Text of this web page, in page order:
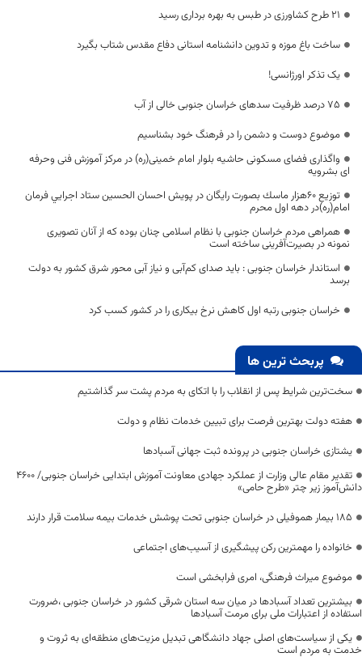
21 طرح کشاورزی در طبس به بهره برداری رسید
ساخت باغ موزه و تدوین دانشنامه استانی دفاع مقدس شتاب بگیرد
یک تذکر اورژانسی!
75 درصد ظرفیت سدهای خراسان جنوبی خالی از آب
موضوع دوست و دشمن را در فرهنگ خود بشناسیم
واگذاری فضای مسکونی حاشیه بلوار امام خمینی(ره) در مرکز آموزش فنی وحرفه
ای بشرویه
توزیع ٦٠هزار ماسك بصورت رايگان در پويش احسان الحسين ستاد اجرايي فرمان
امام(ره)در دهه اول محرم
همراهی مردم خراسان جنوبی با نظام اسلامی چنان بوده که از آنان تصویری
نمونه در بصیرت‌آفرینی ساخته است
استاندار خراسان جنوبی : باید صدای کم‌آبی و نیاز آبی محور شرق کشور به دولت
برسد
خراسان جنوبی رتبه اول کاهش نرخ بیکاری را در کشور کسب کرد
پربحث ترین ها
سخت‌ترین شرایط پس از انقلاب را با اتکای به مردم پشت سر گذاشتیم
هفته دولت بهترین فرصت برای تبیین خدمات نظام و دولت
یشتازی خراسان جنوبی در پرونده ثبت جهانی آسبادها
تقدیر مقام عالی وزارت از عملکرد جهادی معاونت آموزش ابتدایی خراسان جنوبی/ ۴۶۰۰
دانش‌آموز زیر چتر «طرح حامی»
۱۸۵ بیمار هموفیلی در خراسان جنوبی تحت پوشش خدمات بیمه سلامت قرار دارند
خانواده را مهمترین رکن پیشگیری از آسیب‌های اجتماعی
موضوع میراث فرهنگی، امری فرابخشی است
بیشترین تعداد آسبادها در میان سه استان شرقی کشور در خراسان جنوبی ،ضرورت
استفاده از اعتبارات ملی برای مرمت آسبادها
یکی از سیاست‌های اصلی جهاد دانشگاهی تبدیل مزیت‌های منطقه‌ای به ثروت و
خدمت به مردم است